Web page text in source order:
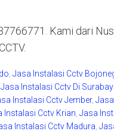
Kami dari
Jasa Instalasi Cctv
Jasa Instalasi Cctv Di
Instalasi Cctv Jember,
Instalasi Cctv Krian Jasa
Instalasi Cctv Madura